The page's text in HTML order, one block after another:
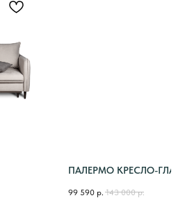
ПАЛЕРМО КРЕСЛО-
99 590 р. 143 000 р.